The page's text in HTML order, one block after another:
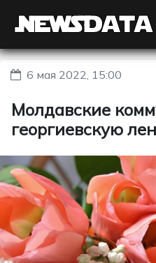
6 мая 2022, 15:00
Молдавские
георгиевскую